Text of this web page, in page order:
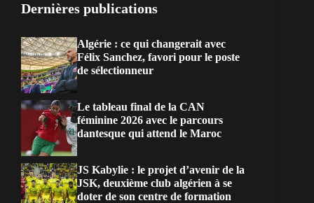
Dernières publications
Algérie : ce qui changerait avec
Félix Sanchez, favori pour le poste
de sélectionneur
Le tableau final de la CAN
féminine 2026 avec le parcours
dantesque qui attend le Maroc
JS Kabylie : le projet d’avenir de la
JSK, deuxième club algérien à se
doter de son centre de formation